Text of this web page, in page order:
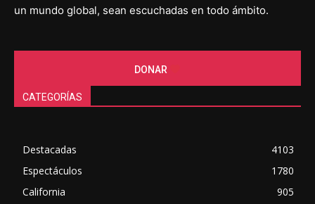
un mundo global, sean escuchadas en todo ámbito.
DONAR
CATEGORÍAS
Destacadas
4103
Espectáculos
1780
California
905